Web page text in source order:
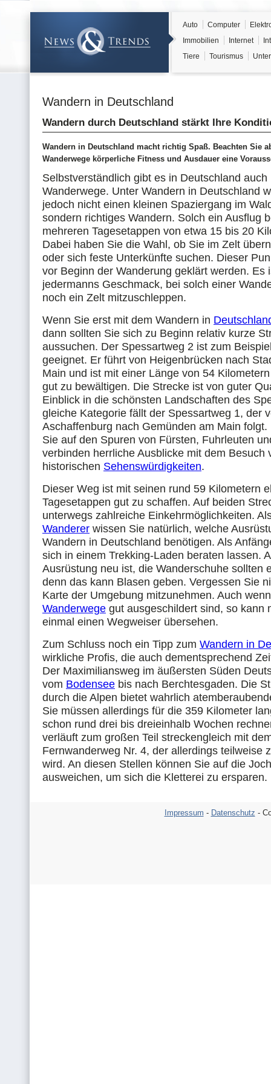
Auto Computer
Immobilien
Internet
Tiere
Tourismus
Wandern in Deutschland
Wandern durch Deutschland stärkt Ihre
Wandern in Deutschland macht richtig Spaß. Beachten Sie
Wanderwege körperliche Fitness und Ausdauer eine
Selbstverständlich gibt es in Deutschland auch
Wanderwege. Unter Wandern in Deutschland
jedoch nicht einen kleinen Spaziergang im
sondern richtiges Wandern. Solch ein Ausflug
mehreren Tagesetappen von etwa 15 bis 20
Dabei haben Sie die Wahl, ob Sie im Zelt
oder sich feste Unterkünfte suchen. Dieser
vor Beginn der Wanderung geklärt werden. Es
jedermanns Geschmack, bei solch einer
noch ein Zelt mitzuschleppen.
Wenn Sie erst mit dem Wandern in
dann sollten Sie sich zu Beginn relativ kurze
aussuchen. Der Spessartweg 2 ist zum
geeignet. Er führt von Heigenbrücken nach
Main und ist mit einer Länge von 54
gut zu bewältigen. Die Strecke ist von guter
Einblick in die schönsten Landschaften des
gleiche Kategorie fällt der Spessartweg 1, der
Aschaffenburg nach Gemünden am Main folgt.
Sie auf den Spuren von Fürsten, Fuhrleuten
verbinden herrliche Ausblicke mit dem Besuch
historischen Sehenswürdigkeiten.
Dieser Weg ist mit seinen rund 59 Kilometern
Tagesetappen gut zu schaffen. Auf beiden
unterwegs zahlreiche Einkehrmöglichkeiten.
Wanderer wissen Sie natürlich, welche
Wandern in Deutschland benötigen. Als
sich in einem Trekking-Laden beraten lassen.
Ausrüstung neu ist, die Wanderschuhe sollten
denn das kann Blasen geben. Vergessen Sie
Karte der Umgebung mitzunehmen. Auch
Wanderwege gut ausgeschildert sind, so kann
einmal einen Wegweiser übersehen.
Zum Schluss noch ein Tipp zum Wandern in
wirkliche Profis, die auch dementsprechend
Der Maximiliansweg im äußersten Süden
vom Bodensee bis nach Berchtesgaden. Die
durch die Alpen bietet wahrlich
Sie müssen allerdings für die 359 Kilometer
schon rund drei bis dreieinhalb Wochen
verläuft zum großen Teil streckengleich mit
Fernwanderweg Nr. 4, der allerdings teilweise
wird. An diesen Stellen können Sie auf die
ausweichen, um sich die Kletterei zu ersparen.
Impressum - Datenschutz -